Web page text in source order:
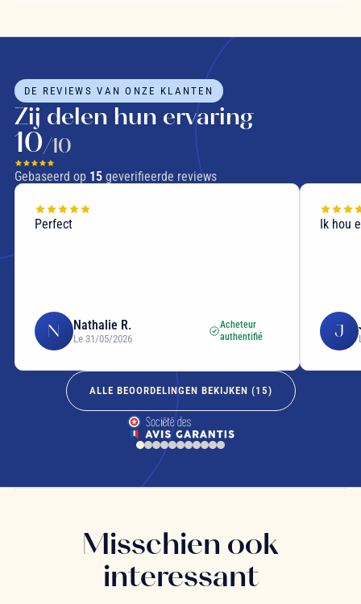
DE REVIEWS VAN ONZE KLANTEN
Zij delen hun ervaring
10/10
Gebaseerd op 15geverifieerde reviews
Perfect
N Nathalie R.
Le 31/05/2026
Acheteur
authentifié
Ik hou
J
ALLE BEOORDELINGEN BEKIJKEN (15)
Misschien ook
interessant